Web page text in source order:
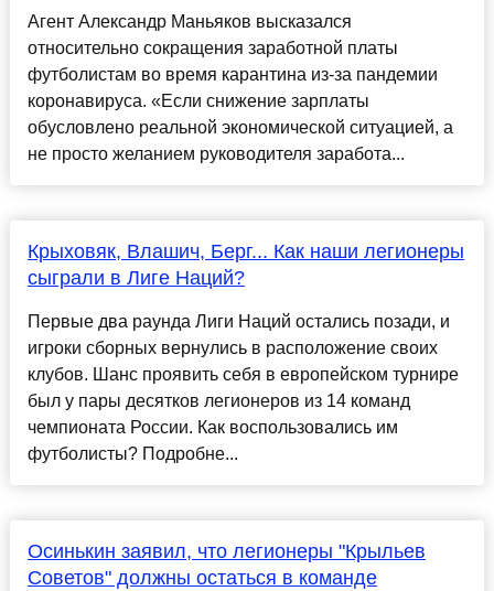
Агент Александр Маньяков высказался
относительно сокращения заработной платы
футболистам во время карантина из-за пандемии
коронавируса. «Если снижение зарплаты
обусловлено реальной экономической ситуацией, а
не просто желанием руководителя заработа...
Крыховяк, Влашич, Берг... Как наши легионеры
сыграли в Лиге Наций?
Первые два раунда Лиги Наций остались позади, и
игроки сборных вернулись в расположение своих
клубов. Шанс проявить себя в европейском турнире
был у пары десятков легионеров из 14 команд
чемпионата России. Как воспользовались им
футболисты? Подробне...
Осинькин заявил, что легионеры "Крыльев
Советов" должны остаться в команде